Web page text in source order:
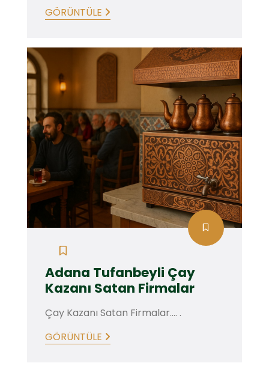
GÖRÜNTÜLE
Adana Tufanbeyli Çay
Kazanı Satan Firmalar
Çay Kazanı Satan Firmalar.... .
GÖRÜNTÜLE